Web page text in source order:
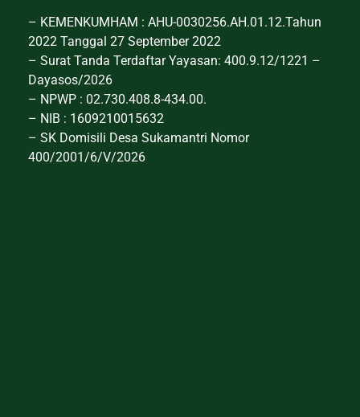
– KEMENKUMHAM : AHU-0030256.AH.01.12.Tahun
2022 Tanggal 27 September 2022
– Surat Tanda Terdaftar Yayasan: 400.9.12/1221 –
Dayasos/2026
– NPWP : 02.730.408.8-434.00.
– NIB : 1609210015632
– SK Domisili Desa Sukamantri Nomor
400/2001/6/V/2026